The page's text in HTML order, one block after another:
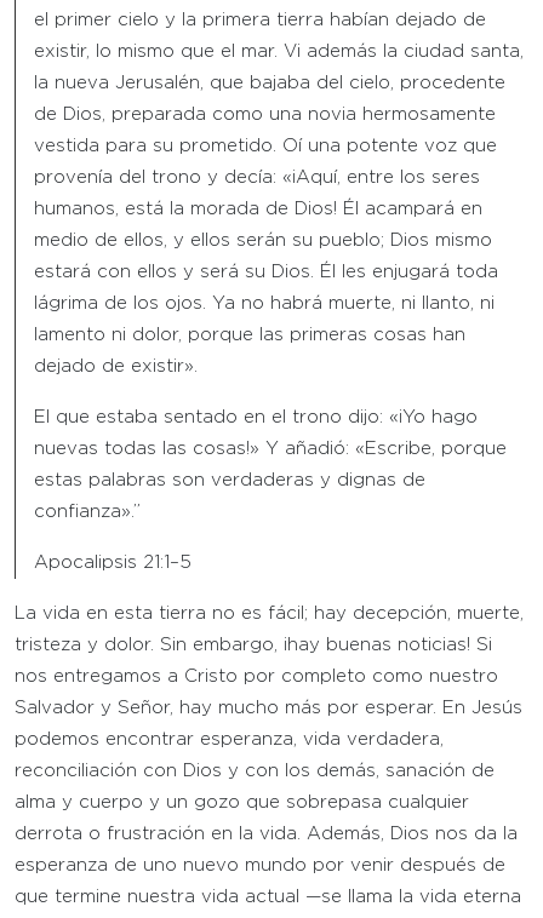
el primer cielo y la primera tierra habían dejado de
existir, lo mismo que el mar. Vi además la ciudad santa,
la nueva Jerusalén, que bajaba del cielo, procedente
de Dios, preparada como una novia hermosamente
vestida para su prometido. Oí una potente voz que
provenía del trono y decía: «¡Aquí, entre los seres
humanos, está la morada de Dios! Él acampará en
medio de ellos, y ellos serán su pueblo; Dios mismo
estará con ellos y será su Dios. Él les enjugará toda
lágrima de los ojos. Ya no habrá muerte, ni llanto, ni
lamento ni dolor, porque las primeras cosas han
dejado de existir».
El que estaba sentado en el trono dijo: «¡Yo hago
nuevas todas las cosas!» Y añadió: «Escribe, porque
estas palabras son verdaderas y dignas de
confianza».”
Apocalipsis 21:1–5
La vida en esta tierra no es fácil; hay decepción, muerte,
tristeza y dolor. Sin embargo, ¡hay buenas noticias! Si
nos entregamos a Cristo por completo como nuestro
Salvador y Señor, hay mucho más por esperar. En Jesús
podemos encontrar esperanza, vida verdadera,
reconciliación con Dios y con los demás, sanación de
alma y cuerpo y un gozo que sobrepasa cualquier
derrota o frustración en la vida. Además, Dios nos da la
esperanza de uno nuevo mundo por venir después de
que termine nuestra vida actual —se llama la vida eterna